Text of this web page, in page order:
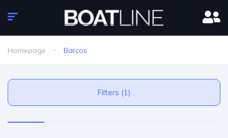
Homepage Barcos
Filters (1)